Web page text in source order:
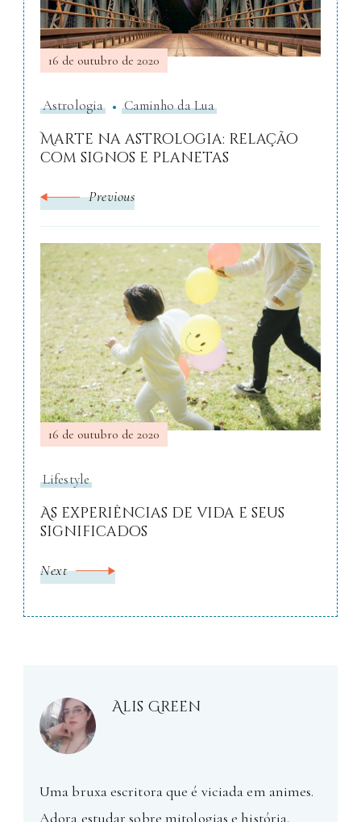
16 de outubro de 2020
Astrologia Caminho da Lua
Marte na astrologia: relação
com signos e planetas
Previous
16 de outubro de 2020
Lifestyle
As experiências de vida e seus
significados
Next
Alis Green
Uma bruxa escritora que é viciada em animes.
Adora estudar sobre mitologias e história,